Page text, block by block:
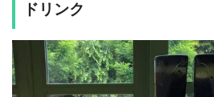
ドリンク